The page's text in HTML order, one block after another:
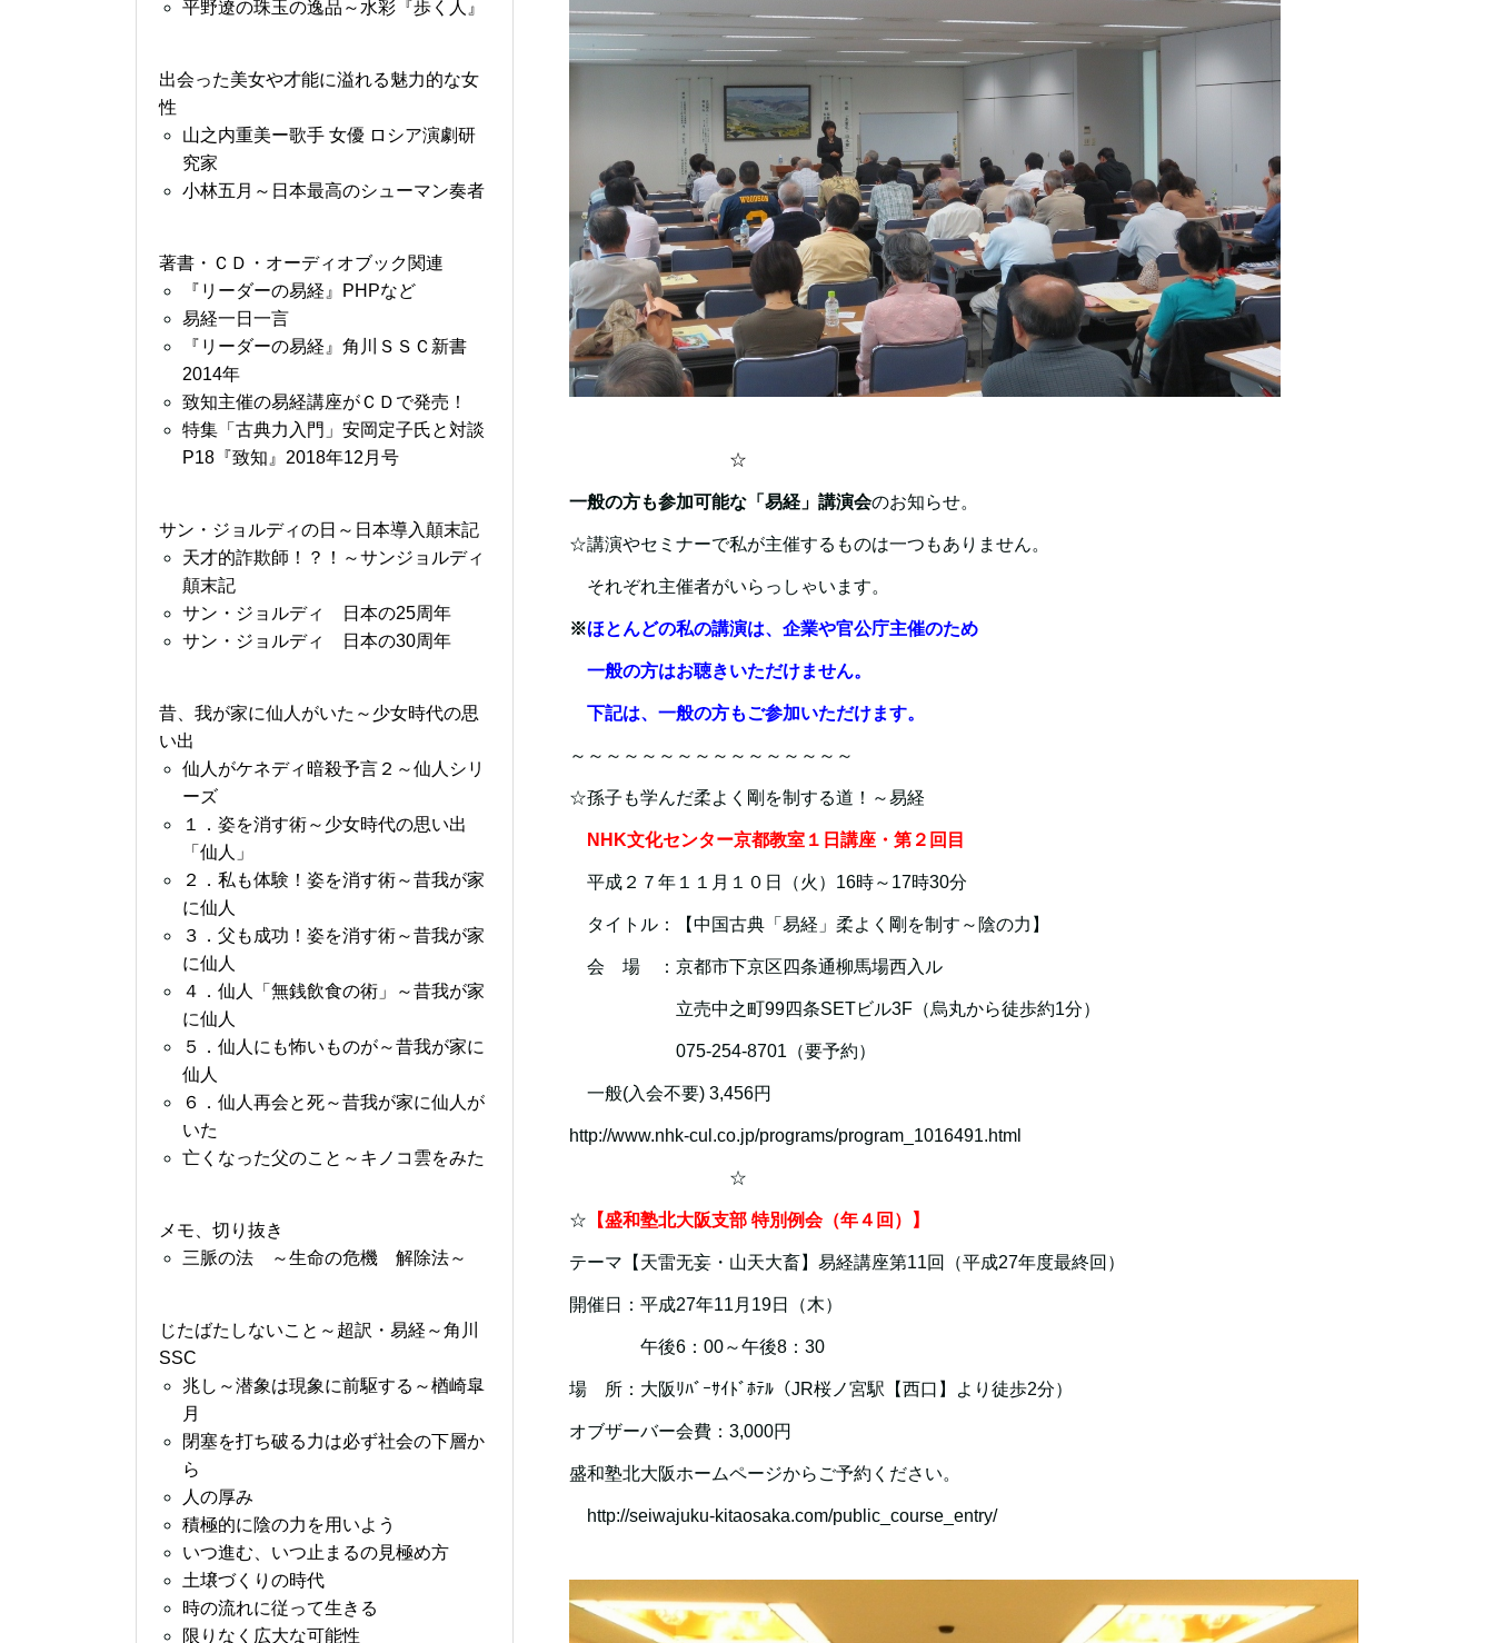
☆
一般の方も参加可能な「易経」講演会のお知らせ。
☆講演やセミナーで私が主催するものは一つもありません。
それぞれ主催者がいらっしゃいます。
※ほとんどの私の講演は、企業や官公庁主催のため
一般の方はお聴きいただけません。
下記は、一般の方もご参加いただけます。
～～～～～～～～～～～～～～～～
☆孫子も学んだ柔よく剛を制する道！～易経
NHK文化センター京都教室１日講座・第２回目
平成２７年１１月１０日（火）16時～17時30分
タイトル：【中国古典「易経」柔よく剛を制す～陰の力】
会 場 ：京都市下京区四条通柳馬場西入ル
立売中之町99四条SETビル3F（烏丸から徒歩約1分）
075-254-8701（要予約）
一般(入会不要) 3,456円
http://www.nhk-cul.co.jp/programs/program_1016491.html
☆
☆ 【盛和塾北大阪支部 特別例会（年４回）】
テーマ【天雷无妄・山天大畜】易経講座第11回（平成27年度最終回）
開催日：平成27年11月19日（木）
午後6：00～午後8：30
場 所：大阪ﾘﾊﾞｰｻｲﾄﾞﾎﾃﾙ（JR桜ノ宮駅【西口】より徒歩2分）
オブザーバー会費：3,000円
盛和塾北大阪ホームページからご予約ください。
http://seiwajuku-kitaosaka.com/public_course_entry/
平野遼の珠玉の逸品～水彩『歩く人』
出会った美女や才能に溢れる魅力的な女
性
山之内重美ー歌手 女優 ロシア演劇研
究家
小林五月～日本最高のシューマン奏者
著書・ＣＤ・オーディオブック関連
『リーダーの易経』PHPなど
易経一日一言
『リーダーの易経』角川ＳＳＣ新書
2014年
致知主催の易経講座がＣＤで発売！
特集「古典力入門」安岡定子氏と対談
P18『致知』2018年12月号
サン・ジョルディの日～日本導入顛末記
天才的詐欺師！？！～サンジョルディ
顛末記
サン・ジョルディ 日本の25周年
サン・ジョルディ 日本の30周年
昔、我が家に仙人がいた～少女時代の思
い出
仙人がケネディ暗殺予言２～仙人シリ
ーズ
１．姿を消す術～少女時代の思い出
「仙人」
２．私も体験！姿を消す術～昔我が家
に仙人
３．父も成功！姿を消す術～昔我が家
に仙人
４．仙人「無銭飲食の術」～昔我が家
に仙人
５．仙人にも怖いものが～昔我が家に
仙人
６．仙人再会と死～昔我が家に仙人が
いた
亡くなった父のこと～キノコ雲をみた
メモ、切り抜き
三脈の法 ～生命の危機 解除法～
じたばたしないこと～超訳・易経～角川
SSC
兆し～潜象は現象に前駆する～楢崎皐
月
閉塞を打ち破る力は必ず社会の下層か
ら
人の厚み
積極的に陰の力を用いよう
いつ進む、いつ止まるの見極め方
土壌づくりの時代
時の流れに従って生きる
限りなく広大な可能性